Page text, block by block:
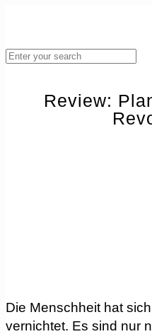
Review:
Die Menschheit hat sich fast komplett selbst
vernichtet. Es sind nur